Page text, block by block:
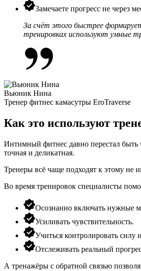
Замечаете прогресс не через
За счёт этого быстрее
тренировках используют умные
Вьюник Нина
Тренер фитнес камасутры EroTraverse
Как это используют
Интимный фитнес давно перестал быть
точная и деликатная.
Тренеры всё чаще подходят к этому не
Во время тренировок специалисты
Осознанно включать нужные
Усиливать чувствительность.
Учиться контролировать силу
Отслеживать реальный
А тренажёры с обратной связью